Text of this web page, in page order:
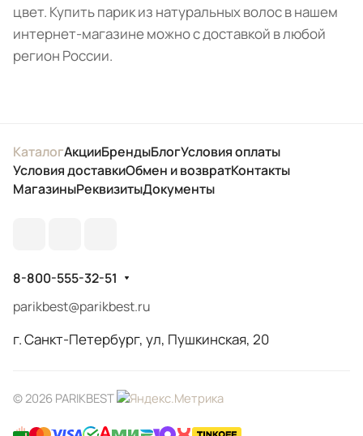
цвет. Купить парик из натуральных волос в нашем
интернет-магазине можно с доставкой в любой
регион России.
КаталогАкцииБрендыБлогУсловия оплаты
Условия доставкиОбмен и возвратКонтакты
МагазиныРеквизитыДокументы
8-800-555-32-51
parikbest@parikbest.ru
г. Санкт-Петербург, ул, Пушкинская, 20
© 2026 PARIKBEST